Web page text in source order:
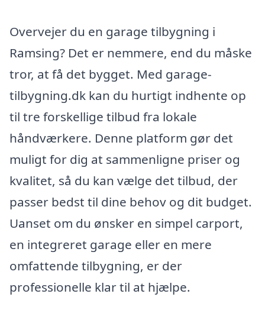
Overvejer du en garage tilbygning i
Ramsing? Det er nemmere, end du måske
tror, at få det bygget. Med garage-
tilbygning.dk kan du hurtigt indhente op
til tre forskellige tilbud fra lokale
håndværkere. Denne platform gør det
muligt for dig at sammenligne priser og
kvalitet, så du kan vælge det tilbud, der
passer bedst til dine behov og dit budget.
Uanset om du ønsker en simpel carport,
en integreret garage eller en mere
omfattende tilbygning, er der
professionelle klar til at hjælpe.